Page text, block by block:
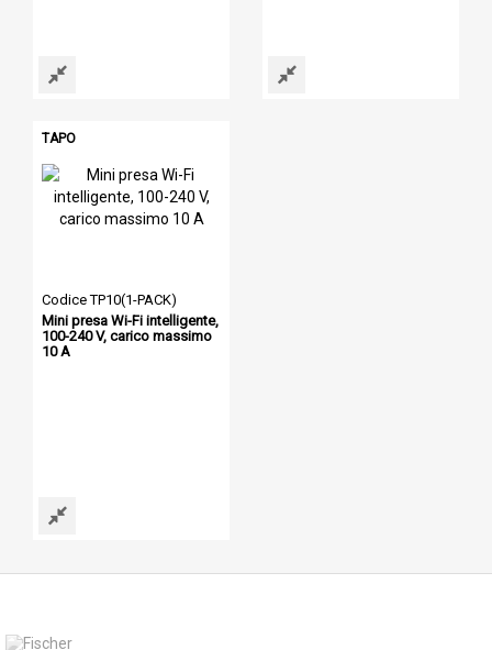
TAPO
Codice TP10(1-PACK)
Mini presa Wi-Fi intelligente,
100-240 V, carico massimo
10 A